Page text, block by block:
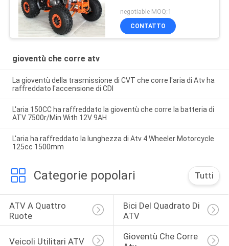
negotiable MOQ:1
CONTATTO
gioventù che corre atv
La gioventù della trasmissione di CVT che corre l'aria di Atv ha
raffreddato l'accensione di CDI
L'aria 150CC ha raffreddato la gioventù che corre la batteria di
ATV 7500r/Min With 12V 9AH
L'aria ha raffreddato la lunghezza di Atv 4 Wheeler Motorcycle
125cc 1500mm
Categorie popolari Tutti
ATV A Quattro
Ruote
Bici Del Quadrato Di
ATV
Veicoli Utilitari ATV
Gioventù Che Corre